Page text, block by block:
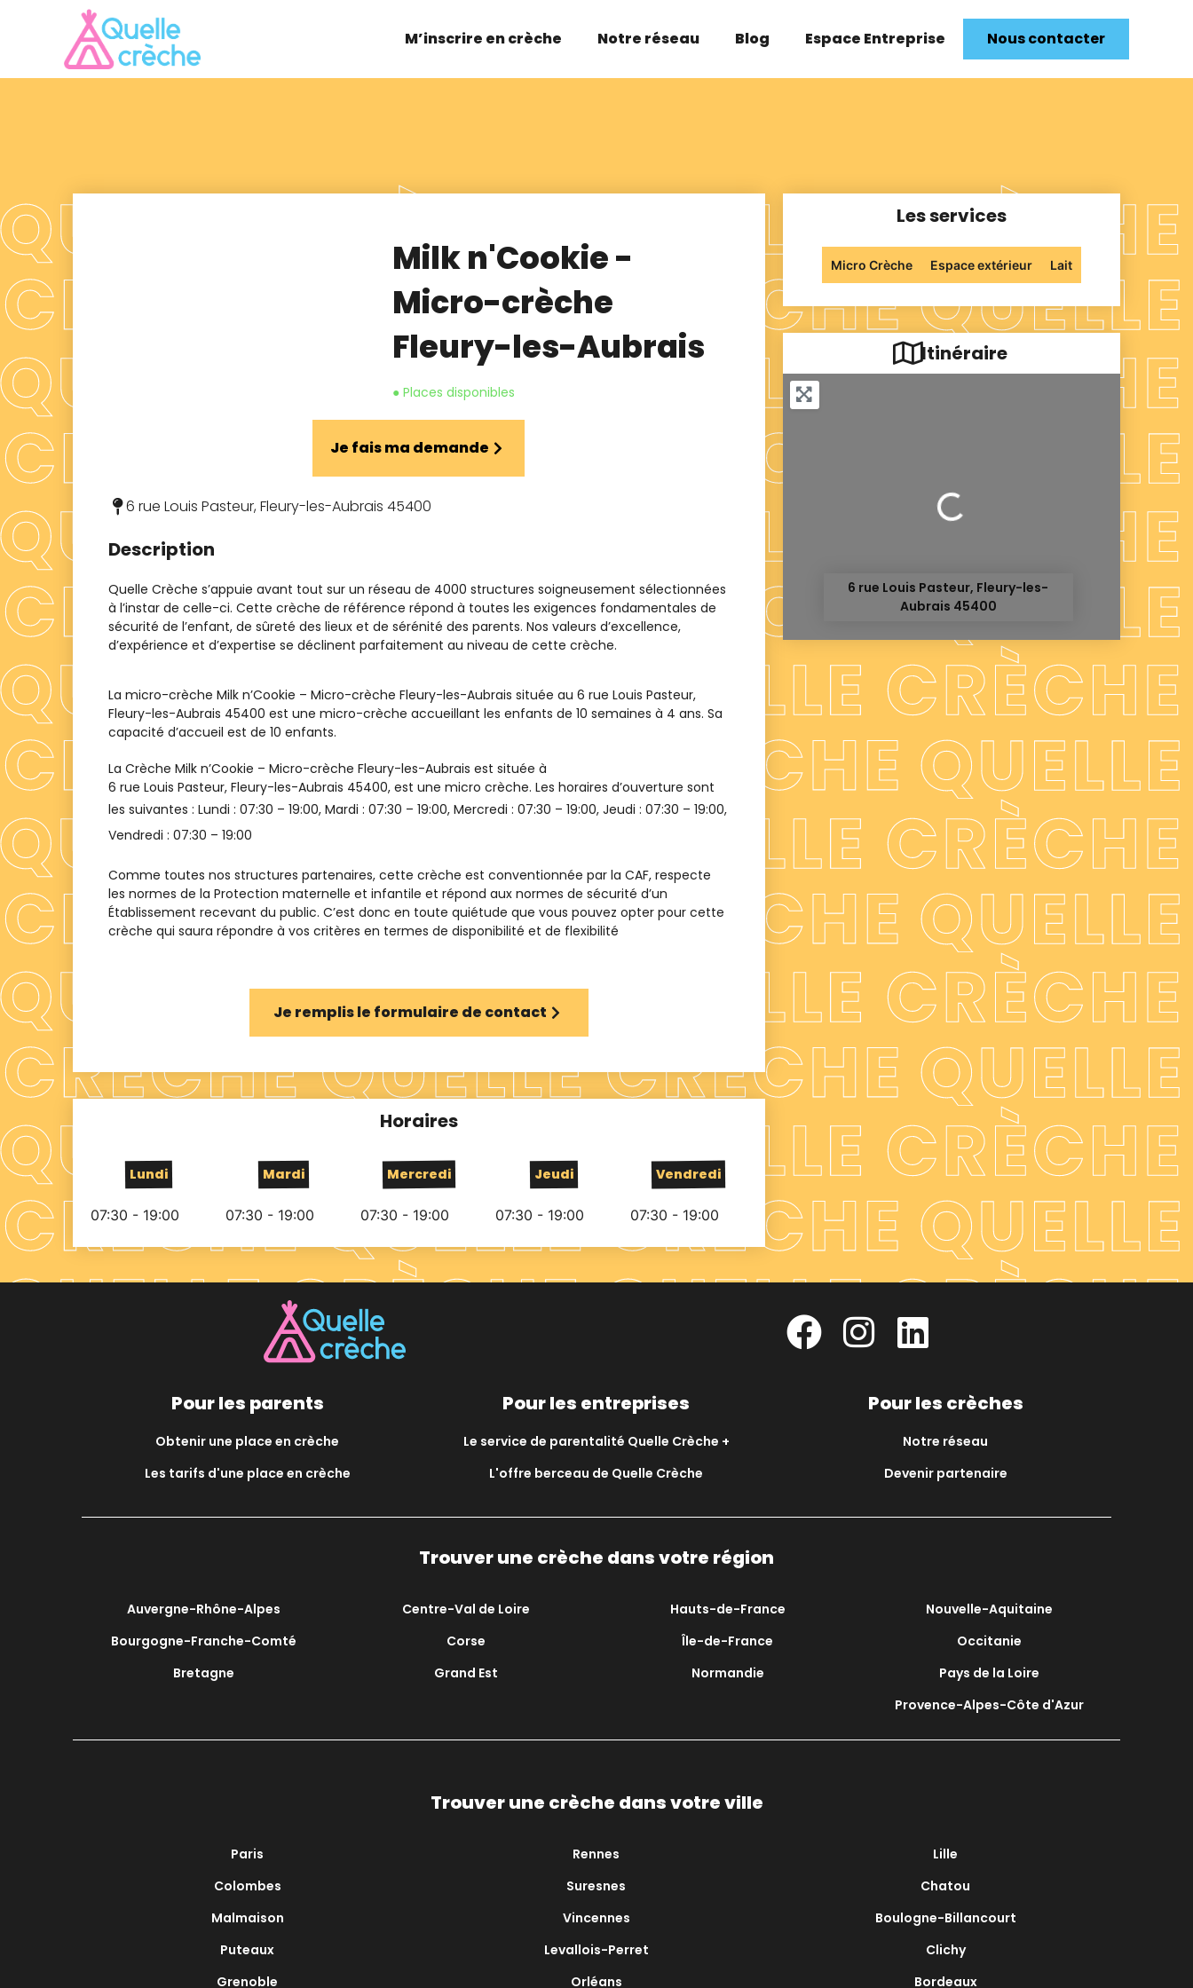
M’inscrire en crèche Notre réseau Blog Espace Entreprise Nous contacter
Milk n'Cookie -
Micro-crèche
Fleury-les-Aubrais
● Places disponibles
Je fais ma demande
6 rue Louis Pasteur, Fleury-les-Aubrais 45400
Description
Quelle Crèche s’appuie avant tout sur un réseau de 4000 structures soigneusement sélectionnées
à l’instar de celle-ci. Cette crèche de référence répond à toutes les exigences fondamentales de
sécurité de l’enfant, de sûreté des lieux et de sérénité des parents. Nos valeurs d’excellence,
d’expérience et d’expertise se déclinent parfaitement au niveau de cette crèche.
La micro-crèche Milk n’Cookie – Micro-crèche Fleury-les-Aubrais située au 6 rue Louis Pasteur,
Fleury-les-Aubrais 45400 est une micro-crèche accueillant les enfants de 10 semaines à 4 ans. Sa
capacité d’accueil est de 10 enfants.
La Crèche Milk n’Cookie – Micro-crèche Fleury-les-Aubrais est située à
6 rue Louis Pasteur, Fleury-les-Aubrais 45400, est une micro crèche. Les horaires d’ouverture sont
les suivantes : Lundi : 07:30 – 19:00, Mardi : 07:30 – 19:00, Mercredi : 07:30 – 19:00, Jeudi : 07:30 – 19:00,
Vendredi : 07:30 – 19:00
Comme toutes nos structures partenaires, cette crèche est conventionnée par la CAF, respecte
les normes de la Protection maternelle et infantile et répond aux normes de sécurité d’un
Établissement recevant du public. C’est donc en toute quiétude que vous pouvez opter pour cette
crèche qui saura répondre à vos critères en termes de disponibilité et de flexibilité
Je remplis le formulaire de contact
Horaires
Lundi
07:30 - 19:00
Mardi
07:30 - 19:00
Mercredi
07:30 - 19:00
Jeudi
07:30 - 19:00
Vendredi
07:30 - 19:00
Les services
Micro Crèche Espace extérieur Lait
Itinéraire
Chargement...
6 rue Louis Pasteur, Fleury-les-
Aubrais 45400
Pour les parents
Obtenir une place en crèche
Les tarifs d'une place en crèche
Pour les entreprises
Le service de parentalité Quelle Crèche +
L'offre berceau de Quelle Crèche
Pour les crèches
Notre réseau
Devenir partenaire
Trouver une crèche dans votre région
Auvergne-Rhône-Alpes
Bourgogne-Franche-Comté
Bretagne
Centre-Val de Loire
Corse
Grand Est
Hauts-de-France
Île-de-France
Normandie
Nouvelle-Aquitaine
Occitanie
Pays de la Loire
Provence-Alpes-Côte d'Azur
Trouver une crèche dans votre ville
Paris
Colombes
Malmaison
Puteaux
Grenoble
Rennes
Suresnes
Vincennes
Levallois-Perret
Orléans
Lille
Chatou
Boulogne-Billancourt
Clichy
Bordeaux